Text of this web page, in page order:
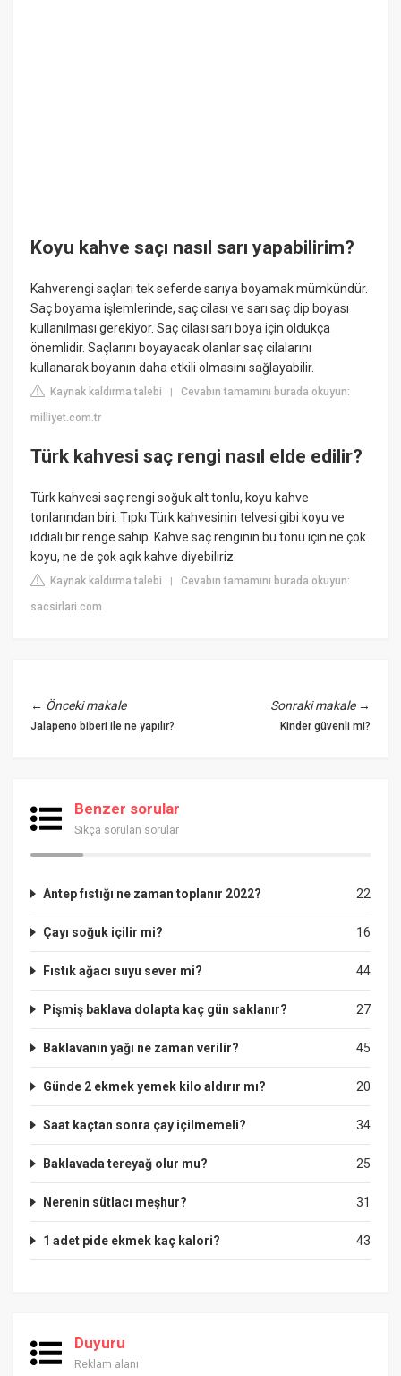
Koyu kahve saçı nasıl sarı yapabilirim?
Kahverengi saçları tek seferde sarıya boyamak mümkündür.
Saç boyama işlemlerinde, saç cilası ve sarı saç dip boyası
kullanılması gerekiyor. Saç cilası sarı boya için oldukça
önemlidir. Saçlarını boyayacak olanlar saç cilalarını
kullanarak boyanın daha etkili olmasını sağlayabilir.
Kaynak kaldırma talebi |Cevabın tamamını burada okuyun:
milliyet.com.tr
Türk kahvesi saç rengi nasıl elde edilir?
Türk kahvesi saç rengi soğuk alt tonlu, koyu kahve
tonlarından biri. Tıpkı Türk kahvesinin telvesi gibi koyu ve
iddialı bir renge sahip. Kahve saç renginin bu tonu için ne çok
koyu, ne de çok açık kahve diyebiliriz.
Kaynak kaldırma talebi |Cevabın tamamını burada okuyun:
sacsirlari.com
← Önceki makale
Jalapeno biberi ile ne yapılır?
Sonraki makale→
Kinder güvenli mi?
Benzer sorular
Sıkça sorulan sorular
22
Antep fıstığı ne zaman toplanır 2022?
16
Çayı soğuk içilir mi?
44
Fıstık ağacı suyu sever mi?
27
Pişmiş baklava dolapta kaç gün saklanır?
45
Baklavanın yağı ne zaman verilir?
20
Günde 2 ekmek yemek kilo aldırır mı?
34
Saat kaçtan sonra çay içilmemeli?
25
Baklavada tereyağ olur mu?
31
Nerenin sütlacı meşhur?
43
1 adet pide ekmek kaç kalori?
Duyuru
Reklam alanı